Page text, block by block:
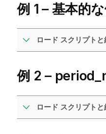
例 1 – 基本的な
ロード スクリプトと
例 2 –
ロード スクリプトと